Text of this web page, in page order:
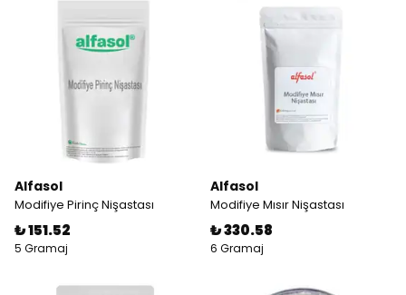
Alfasol
Modifiye Pirinç Nişastası
₺ 151.52
5 Gramaj
Alfasol
Modifiye Mısır Nişastası
₺ 330.58
6 Gramaj